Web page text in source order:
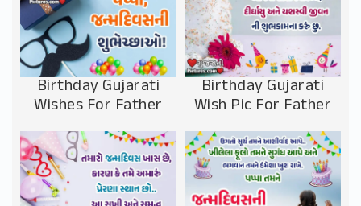
Birthday Gujarati
Wishes For Father
Birthday Gujarati
Wish Pic For Father